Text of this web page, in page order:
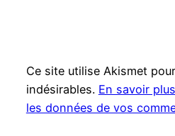
Ce site utilise Akismet
indésirables. En savoir
les données de vos